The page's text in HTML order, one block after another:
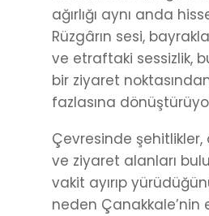
ağırlığı aynı anda
Rüzgârın sesi,
ve etraftaki sessizlik,
bir ziyaret
fazlasına
Çevresinde şehitlikler,
ve ziyaret alanları
vakit ayırıp
neden Çanakkale’nin